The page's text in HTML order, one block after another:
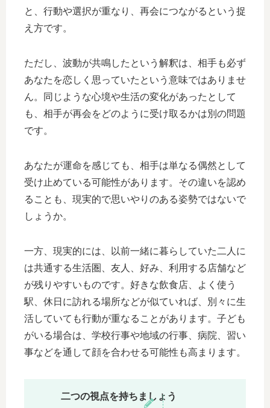
と、行動や選択が重なり、再会につながるという捉
え方です。
ただし、波動が共鳴したという解釈は、相手も必ず
あなたを恋しく思っていたという意味ではありませ
ん。同じような心境や生活の変化があったとして
も、相手が再会をどのように受け取るかは別の問題
です。
あなたが運命を感じても、相手は単なる偶然として
受け止めている可能性があります。その違いを認め
ることも、現実的で思いやりのある姿勢ではないで
しょうか。
一方、現実的には、以前一緒に暮らしていた二人に
は共通する生活圏、友人、好み、利用する店舗など
が残りやすいものです。好きな飲食店、よく使う
駅、休日に訪れる場所などが似ていれば、別々に生
活していても行動が重なることがあります。子ども
がいる場合は、学校行事や地域の行事、病院、習い
事などを通して顔を合わせる可能性も高まります。
二つの視点を持ちましょう